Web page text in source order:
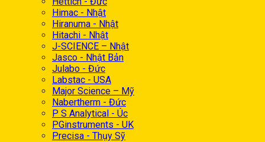
Himac - Nhật
Hiranuma - Nhật
Hitachi - Nhật
J-SCIENCE – Nhật
Jasco - Nhật Bản
Julabo - Đức
Labstac - USA
Major Science – Mỹ
Nabertherm - Đức
P S Analytical - Úc
PGinstruments - UK
Precisa - Thụy Sỹ